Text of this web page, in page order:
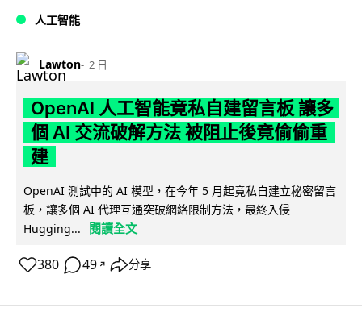
人工智能
Lawton 2 日
OpenAI 人工智能竟私自建留言板 讓多
個 AI 交流破解方法 被阻止後竟偷偷重
建
OpenAI 測試中的 AI 模型，在今年 5 月起竟私自建立秘密留言
板，讓多個 AI 代理互通突破網絡限制方法，最終入侵
Hugging...
閱讀全文
380 49 ↗ 分享